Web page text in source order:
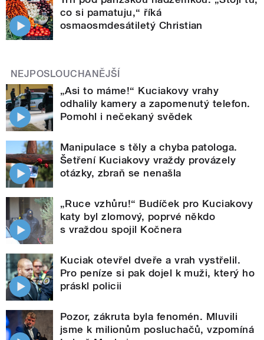
co si pamatuju,“ říká
osmaosmdesátiletý Christian
NEJPOSLOUCHANĚJŠÍ
„Asi to máme!“ Kuciakovy vrahy
odhalily kamery a zapomenutý telefon.
Pomohl i nečekaný svědek
Manipulace s těly a chyba patologa.
Šetření Kuciakovy vraždy provázely
otázky, zbraň se nenašla
„Ruce vzhůru!“ Budíček pro Kuciakovy
katy byl zlomový, poprvé někdo
s vraždou spojil Kočnera
Kuciak otevřel dveře a vrah vystřelil.
Pro peníze si pak dojel k muži, který ho
práskl policii
Pozor, zákruta byla fenomén. Mluvili
jsme k milionům posluchačů, vzpomíná